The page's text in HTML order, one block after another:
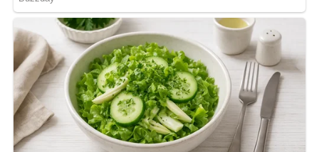
Abonniere jetzt unseren Newsletter!
Kein Spam, kein Bullshit, keine Weitergabe deiner Mailadresse an Dritte!